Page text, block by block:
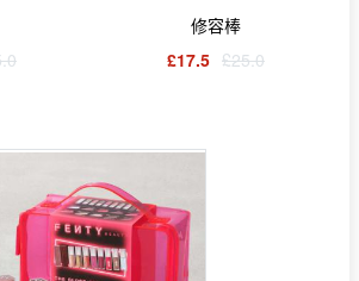
修容棒
£17.5 £25.0